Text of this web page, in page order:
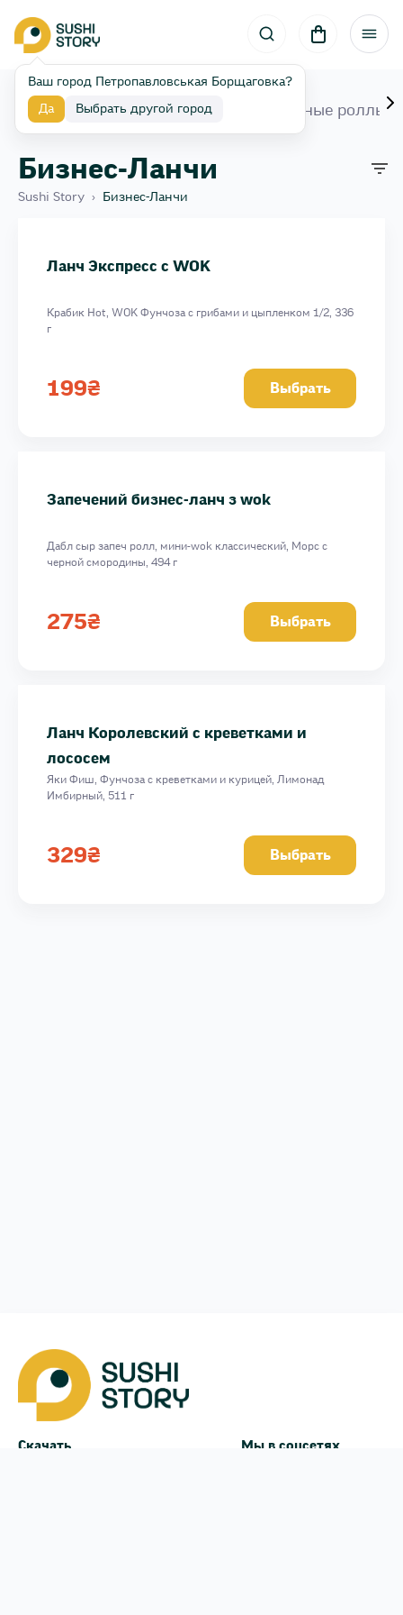
Ваш город Петропавловськая Борщаговка?
Да Выбрать другой город
Наборы Роллы Запеченные роллы
Бизнес-Ланчи
Sushi Story › Бизнес-Ланчи
Ланч Экспресс с WOK
Ланч Экспресс с WOK
Крабик Hot, WOK Фунчоза с грибами и цыпленком 1/2, 336
г
199₴ Выбрать
Запечений бизнес-ланч з wok
Дабл сыр запеч ролл, мини-wok классический, Морс с
черной смородины, 494 г
275₴ Выбрать
Ланч Королевский с креветками и
лососем
Яки Фиш, Фунчоза с креветками и курицей, Лимонад
Имбирный, 511 г
329₴ Выбрать
Скачать Мы в соцсетях